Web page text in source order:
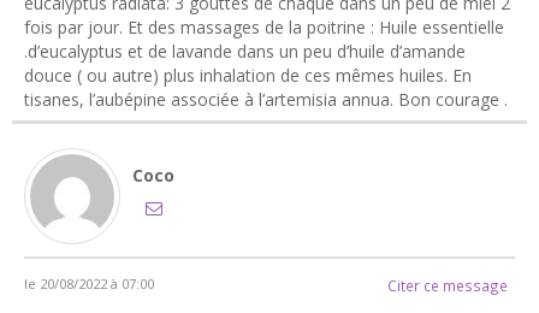
fois par jour. Et des massages de la poitrine : Huile essentielle
.d’eucalyptus et de lavande dans un peu d’huile d’amande
douce ( ou autre) plus inhalation de ces mêmes huiles. En
tisanes, l’aubépine associée à l’artemisia annua. Bon courage .
Coco
le 20/08/2022 à 07:00 Citer ce message